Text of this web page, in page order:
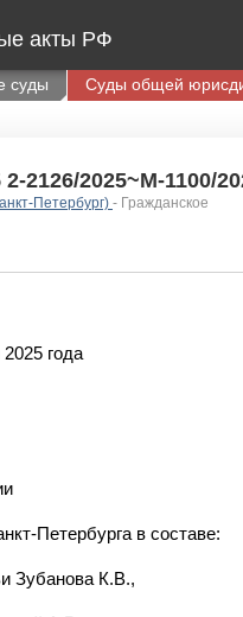
акты РФ
суды Суды общей
2126/2025~М-1100/
Петербург) - Гражданское
года
Петербурга в составе:
Зубанова К.В.,